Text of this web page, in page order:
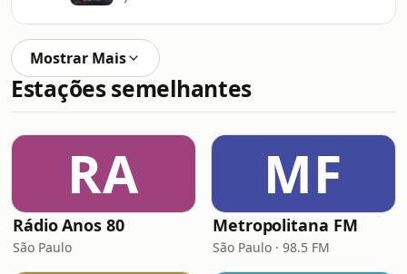
Mostrar Mais
Estações semelhantes
RA
Rádio Anos 80
São Paulo
MF
Metropolitana FM
São Paulo · 98.5 FM